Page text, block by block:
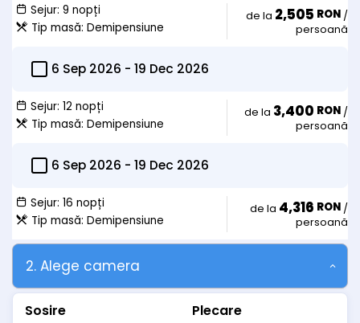
Check-in dupa ora 16:00 si check-out pana la ora 12:00
Sejur: 9 nopți
Tip masă: Demipensiune
de la 2,505 RON /
persoană
6 Sep 2026 - 19 Dec 2026
Sejur: 12 nopți
Tip masă: Demipensiune
de la 3,400 RON /
persoană
6 Sep 2026 - 19 Dec 2026
Sejur: 16 nopți
Tip masă: Demipensiune
de la 4,316 RON /
persoană
2. Alege camera
Sosire Plecare